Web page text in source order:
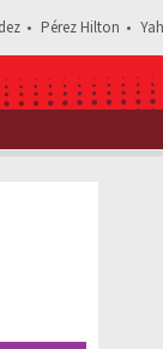
Pérez Hilton
esta noticia